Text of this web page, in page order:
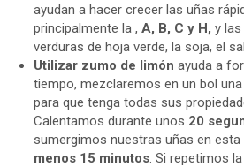
ayudan a hacer crecer las uñas
principalmente la , A, B, C y H, y
verduras de hoja verde, la soja, el
Utilizar zumo de limón ayuda a
tiempo, mezclaremos en un bol
para que tenga todas sus
Calentamos durante unos 20
sumergimos nuestras uñas en
menos 15 minutos . Si repetimos